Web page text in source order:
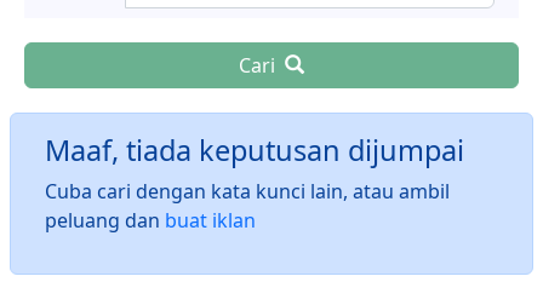
Cari
Maaf, tiada keputusan dijumpai
Cuba cari dengan kata kunci lain, atau ambil
peluang dan buat iklan